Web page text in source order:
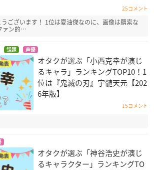
25コメント
ございます！ 1位は夏油傑なのに、画像は羂索な
ァン的…
話題 声優
オタクが選ぶ「小西克幸が演じ
るキャラ」ランキングTOP10！1
位は『鬼滅の刃』宇髄天元【202
6年版】
15コメント
オタクが選ぶ「神谷浩史が演じ
るキャラクター」ランキングTO